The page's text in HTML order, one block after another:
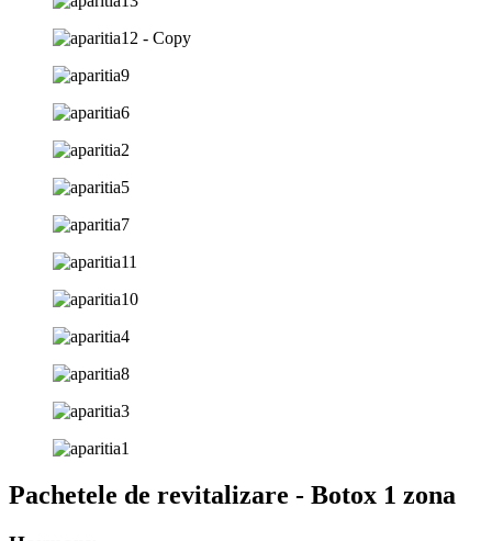
Pachetele de revitalizare - Botox 1 zona